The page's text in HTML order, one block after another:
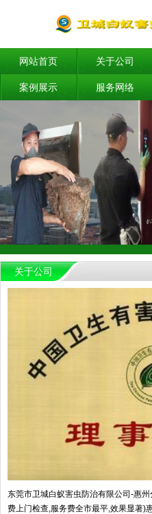
网站首页 关于公司
案例展示 服务网络
关于公司
东莞市卫城白蚁害虫防治有限公司-惠
费上门检查,服务费全市最平,效果显著)